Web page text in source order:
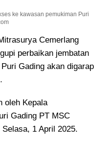
Lebaranke kawasan pemukiman Puri
Cemerlang
perbaikan jembatan
Gading akan digarap
oleh Kepala
Gading PT MSC
1 April 2025.